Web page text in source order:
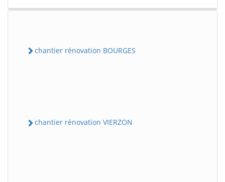
chantier rénovation BOURGES
chantier rénovation VIERZON